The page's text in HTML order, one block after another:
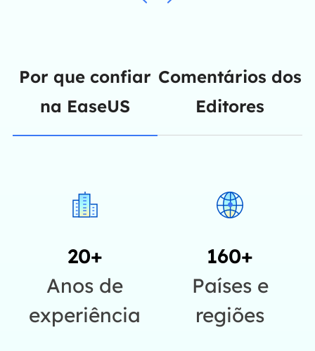
Por que confiar
na EaseUS
Comentários dos
Editores
20+
Anos de
experiência
160+
Países e
regiões